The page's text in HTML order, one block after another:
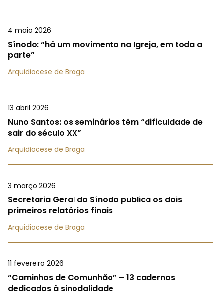
4 maio 2026
Sínodo: “há um movimento na Igreja, em toda a
parte”
Arquidiocese de Braga
13 abril 2026
Nuno Santos: os seminários têm “dificuldade de
sair do século XX”
Arquidiocese de Braga
3 março 2026
Secretaria Geral do Sínodo publica os dois
primeiros relatórios finais
Arquidiocese de Braga
11 fevereiro 2026
“Caminhos de Comunhão” – 13 cadernos
dedicados à sinodalidade